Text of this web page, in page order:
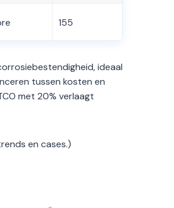
155
ideaal
tussen kosten en
met 20% verlaagt
en cases.)